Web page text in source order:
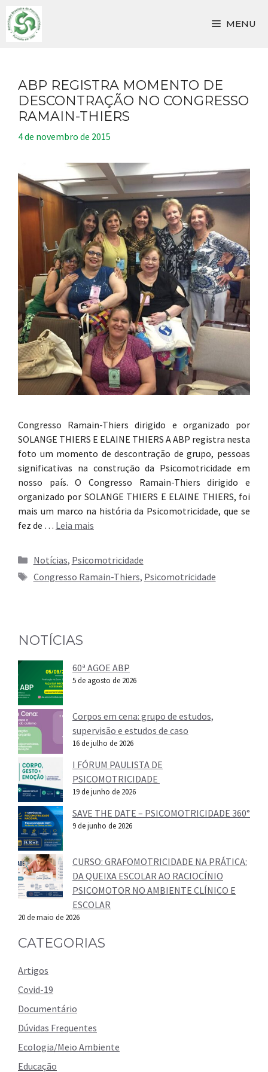
Pular
para
MENU
ABP REGISTRA MOMENTO DE
DESCONTRAÇÃO NO CONGRESSO
RAMAIN-THIERS
4 de novembro de 2015
Congresso Ramain-Thiers dirigido e organizado por
SOLANGE THIERS E ELAINE THIERS A ABP registra nesta
foto um momento de descontração de grupo, pessoas
significativas na construção da Psicomotricidade em
nosso país. O Congresso Ramain-Thiers dirigido e
organizado por SOLANGE THIERS E ELAINE THIERS, foi
mais um marco na história da Psicomotricidade, que se
fez de … Leia mais
Categorias
Notícias, Psicomotricidade
Tags
Congresso Ramain-Thiers, Psicomotricidade
NOTÍCIAS
60ª AGOE ABP
5 de agosto de 2026
Corpos em cena: grupo de estudos,
supervisão e estudos de caso
16 de julho de 2026
I FÓRUM PAULISTA DE
PSICOMOTRICIDADE
19 de junho de 2026
SAVE THE DATE – PSICOMOTRICIDADE 360°
9 de junho de 2026
CURSO: GRAFOMOTRICIDADE NA PRÁTICA:
DA QUEIXA ESCOLAR AO RACIOCÍNIO
PSICOMOTOR NO AMBIENTE CLÍNICO E
ESCOLAR
20 de maio de 2026
CATEGORIAS
Artigos
Covid-19
Documentário
Dúvidas Frequentes
Ecologia/Meio Ambiente
Educação